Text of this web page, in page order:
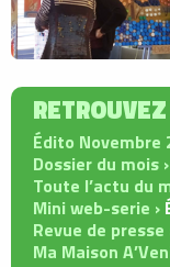
Édito Novembre
Dossier du mois ›
Toute l’actu du
Mini web-serie ›
Revue de presse
Ma Maison